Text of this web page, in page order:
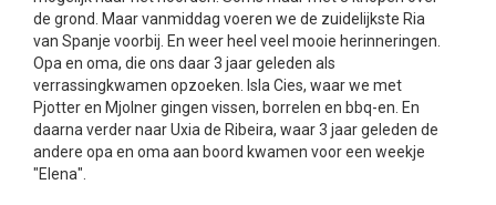
de grond. Maar vanmiddag voeren we de zuidelijkste Ria
van Spanje voorbij. En weer heel veel mooie herinneringen.
Opa en oma, die ons daar 3 jaar geleden als
verrassingkwamen opzoeken. Isla Cies, waar we met
Pjotter en Mjolner gingen vissen, borrelen en bbq-en. En
daarna verder naar Uxia de Ribeira, waar 3 jaar geleden de
andere opa en oma aan boord kwamen voor een weekje
"Elena".